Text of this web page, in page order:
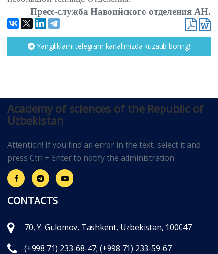
Пресс-служба Навоийского отделения АН.
Yangiliklarni telegram kanalimizda kuzatib boring!
Academy of sciences of the Republic of
Uzbekistan
Attention! If you find an error in the text, select it and
press Ctrl + Enter to notify the administration
CONTACTS
70, Y. Gulomov, Tashkent, Uzbekistan, 100047
(+998 71) 233-68-47; (+998 71) 233-59-67